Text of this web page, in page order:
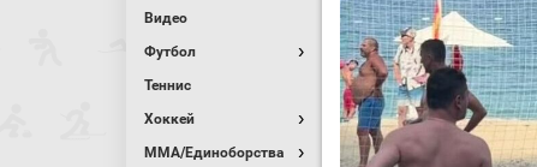
Видео
Футбол
Теннис
Хоккей
MMA/Единоборства